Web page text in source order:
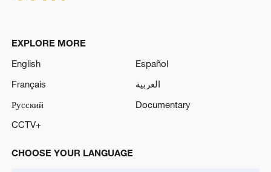
EXPLORE MORE
English
Español
Français
العربية
Русский
Documentary
CCTV+
CHOOSE YOUR LANGUAGE